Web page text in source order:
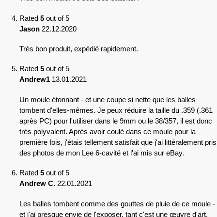
Rated 5 out of 5
Jason 22.12.2020
Très bon produit, expédié rapidement.
Rated 5 out of 5
Andrew1 13.01.2021
Un moule étonnant - et une coupe si nette que les balles
tombent d'elles-mêmes. Je peux réduire la taille du .359 (.361
après PC) pour l'utiliser dans le 9mm ou le 38/357, il est donc
très polyvalent. Après avoir coulé dans ce moule pour la
première fois, j'étais tellement satisfait que j'ai littéralement pris
des photos de mon Lee 6-cavité et l'ai mis sur eBay.
Rated 5 out of 5
Andrew C. 22.01.2021
Les balles tombent comme des gouttes de pluie de ce moule -
et j'ai presque envie de l'exposer, tant c'est une œuvre d'art.